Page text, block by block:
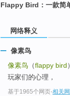
Flappy Bird：一款简
网络释义
像素鸟
像素鸟 （flappy bird
玩家们的心理，
基于1965个网页-相关